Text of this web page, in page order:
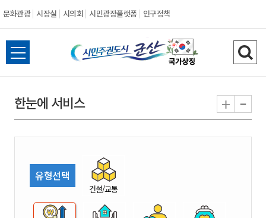
문화관광 시장실 시의회 시민광장플랫폼 인구정책
시
민
권
시
전
체
뉴
열
검
색
기
한눈에 서비스 + -
유형선택
건설/교통